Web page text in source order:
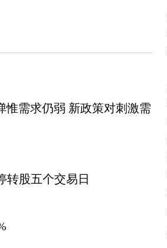
需求仍弱 新政策对刺激需
转股五个交易日